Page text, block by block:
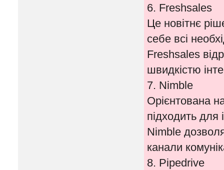
6. Freshsales
Це новітнє
себе всі
Freshsales
швидкістю
7. Nimble
Орієнтована
підходить для
Nimble
канали
8. Pipedrive